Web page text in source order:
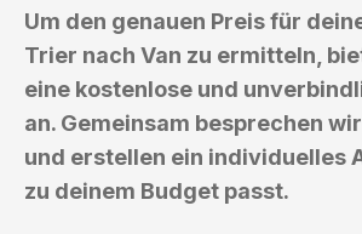
Um den genauen Preis für
Trier nach Van zu ermitteln,
eine kostenlose und
an. Gemeinsam besprechen
und erstellen ein individuelles
zu deinem Budget passt.